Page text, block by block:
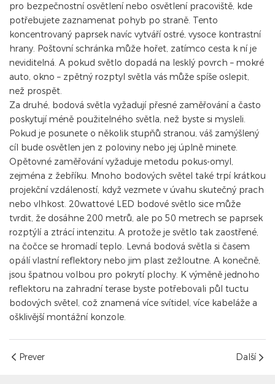
pro bezpečnostní osvětlení nebo osvětlení pracoviště, kde
potřebujete zaznamenat pohyb po straně. Tento
koncentrovaný paprsek navíc vytváří ostré, vysoce kontrastní
hrany. Poštovní schránka může hořet, zatímco cesta k ní je
neviditelná. A pokud světlo dopadá na lesklý povrch – mokré
auto, okno – zpětný rozptyl světla vás může spíše oslepit,
než prospět.
Za druhé, bodová světla vyžadují přesné zaměřování a často
poskytují méně použitelného světla, než byste si mysleli.
Pokud je posunete o několik stupňů stranou, váš zamýšlený
cíl bude osvětlen jen z poloviny nebo jej úplně minete.
Opětovné zaměřování vyžaduje metodu pokus-omyl,
zejména z žebříku. Mnoho bodových světel také trpí krátkou
projekční vzdáleností, když vezmete v úvahu skutečný prach
nebo vlhkost. 20wattové LED bodové světlo sice může
tvrdit, že dosáhne 200 metrů, ale po 50 metrech se paprsek
rozptýlí a ztrácí intenzitu. A protože je světlo tak zaostřené,
na čočce se hromadí teplo. Levná bodová světla si časem
opálí vlastní reflektory nebo jim plast zežloutne. A konečně,
jsou špatnou volbou pro pokrytí plochy. K výměně jednoho
reflektoru na zahradní terase byste potřebovali půl tuctu
bodových světel, což znamená více svítidel, více kabeláže a
ošklivější montážní konzole.
Prever Další